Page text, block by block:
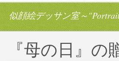
似顔絵デッサン室～
『母の日』